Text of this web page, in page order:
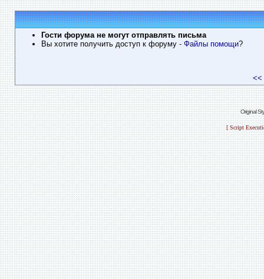
Гости форума не могут отправлять письма
Вы хотите получить доступ к форуму - Файлы помощи?
<<
Original
[ Script